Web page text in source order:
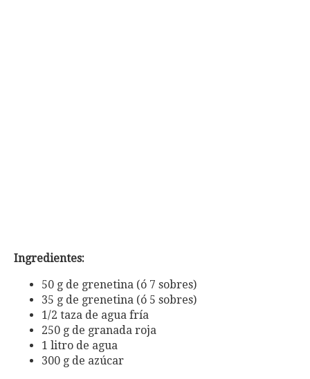
Ingredientes:
50 g de grenetina (ó 7 sobres)
35 g de grenetina (ó 5 sobres)
1/2 taza de agua fría
250 g de granada roja
1 litro de agua
300 g de azúcar